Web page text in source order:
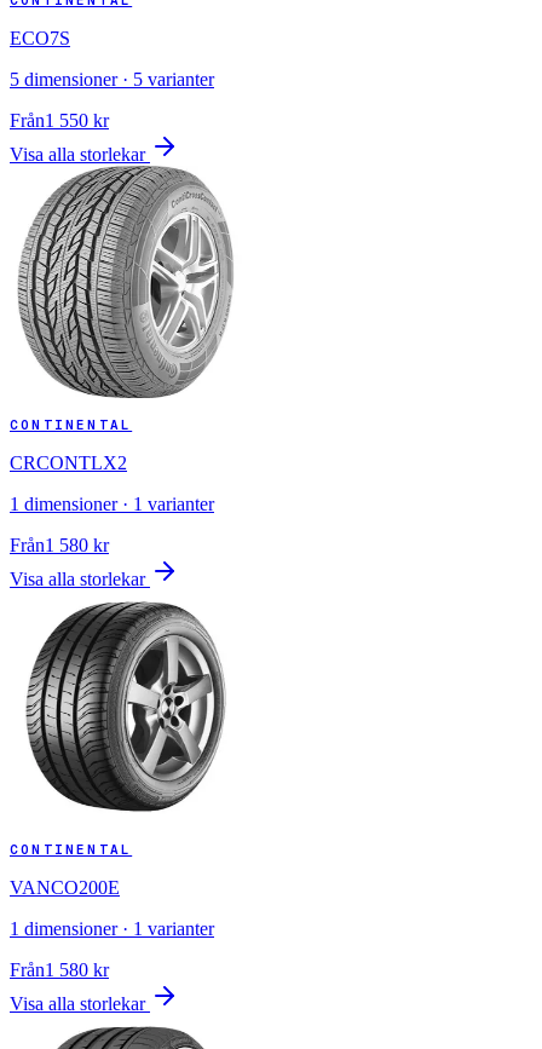
ECO7S
5 dimensioner · 5 varianter
Från1 550 kr
Visa alla storlekar
CONTINENTAL
CRCONTLX2
1 dimensioner · 1 varianter
Från1 580 kr
Visa alla storlekar
CONTINENTAL
VANCO200E
1 dimensioner · 1 varianter
Från1 580 kr
Visa alla storlekar